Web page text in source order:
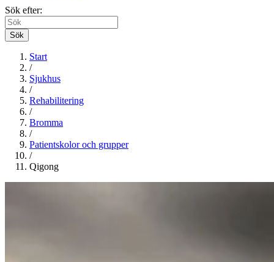
Sök efter:
Sök
Start
/
Sjukhus
/
Rehabilitering
/
Bromma
/
Patientskolor och grupper
/
Qigong